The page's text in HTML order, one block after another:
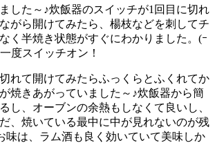
した～♪炊飯器のスイッチが1回目に切れ
がら開けてみたら、楊枝などを刺してチ
く半焼き状態がすぐにわかりました。(ｰ
度スイッチオン！
れて開けてみたらふっくらとふくれてか
焼きあがっていました～♪炊飯器から簡
し、オーブンの余熱もしなくて良いし、
、焼いている最中に中が見れないのが残
は、ラム酒も良く効いていて美味しか